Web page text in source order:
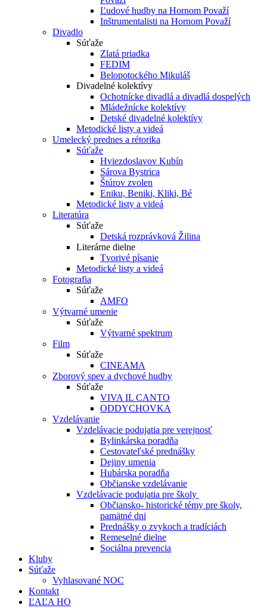
Ľudové hudby na Hornom Považí
Inštrumentalisti na Hornom Považí
Divadlo
Súťaže
Zlatá priadka
FEDIM
Belopotockého Mikuláš
Divadelné kolektívy
Ochotnícke divadlá a divadlá dospelých
Mládežnícke kolektívy
Detské divadelné kolektívy
Metodické listy a videá
Umelecký prednes a rétorika
Súťaže
Hviezdoslavov Kubín
Sárova Bystrica
Štúrov zvolen
Eniku, Beniki, Kliki, Bé
Metodické listy a videá
Literatúra
Súťaže
Detská rozprávková Žilina
Literárne dielne
Tvorivé písanie
Metodické listy a videá
Fotografia
Súťaže
AMFO
Výtvarné umenie
Súťaže
Výtvarné spektrum
Film
Súťaže
CINEAMA
Zborový spev a dychové hudby
Súťaže
VIVA IL CANTO
ODDYCHOVKA
Vzdelávanie
Vzdelávacie podujatia pre verejnosť
Bylinkárska poradňa
Cestovateľské prednášky
Dejiny umenia
Hubárska poradňa
Občianske vzdelávanie
Vzdelávacie podujatia pre školy
Občiansko- historické témy pre školy,
pamätné dni
Prednášky o zvykoch a tradíciách
Remeselné dielne
Sociálna prevencia
Kluby
Súťaže
Vyhlasované NOC
Kontakt
ĽAĽA HO